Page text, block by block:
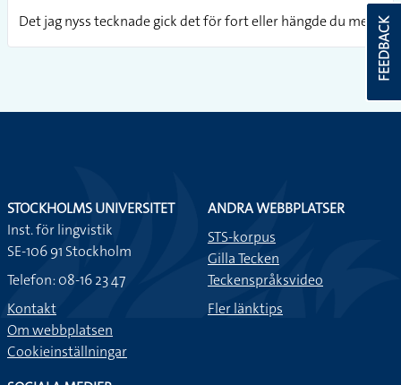
Det jag nyss tecknade gick det för fort eller hängde du med?
N3
FEEDBACK
STOCKHOLMS UNIVERSITET
Inst. för lingvistik
SE-106 91 Stockholm
Telefon: 08-16 23 47
Kontakt
Om webbplatsen
Cookieinställningar
ANDRA WEBBPLATSER
STS-korpus
Gilla Tecken
Teckenspråksvideo
Fler länktips